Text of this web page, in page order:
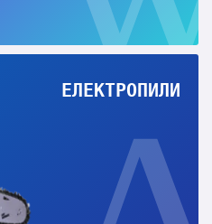
ЕЛЕКТРОПИЛИ